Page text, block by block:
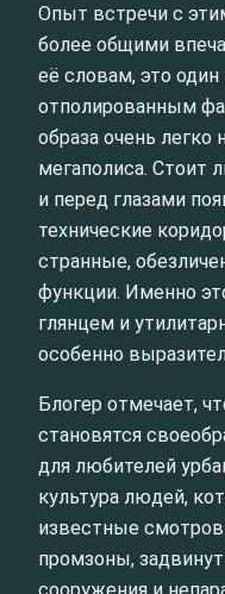
Опыт встречи с
более общими
её словам, это один
отполированным
образа очень легко
мегаполиса. Стоит
и перед глазами
технические
странные,
функции. Именно
глянцем и
особенно
Блогер отмечает,
становятся
для любителей
культура людей,
известные
промзоны,